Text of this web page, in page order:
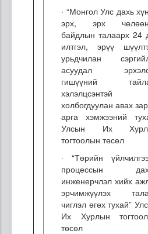
· “Монгол Улс дахь
эрх, эрх
байдлын талаарх 24
илтгэл, эрүү
урьдчилан
асуудал
гишүүний
хэлэлцсэнтэй
холбогдуулан авах
арга хэмжээний
Улсын Их
тогтоолын төсөл
· “Төрийн
процессын
инженерчлэл хийх
эрчимжүүлэх
чиглэл өгөх тухай”
Их Хурлын
төсөл